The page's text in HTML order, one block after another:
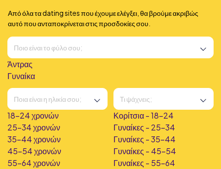
Από όλα τα dating sites που έχουμε ελέγξει, θα βρούμε ακριβώς
αυτό που ανταποκρίνεται στις προσδοκίες σου.
Άντρας
Γυναίκα
18-24 χρονών
25-34 χρονών
35-44 χρονών
45-54 χρονών
55-64 χρονών
Κορίτσια - 18-24
Γυναίκες - 25-34
Γυναίκες - 35-44
Γυναίκες - 45-54
Γυναίκες - 55-64